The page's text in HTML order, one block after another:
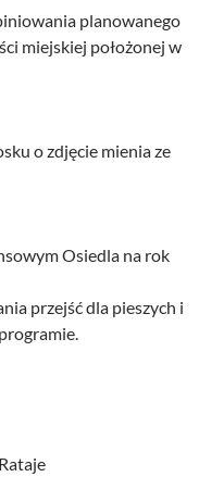
planowanego
miejskiej położonej w
o zdjęcie mienia ze
Osiedla na rok
przejść dla pieszych i